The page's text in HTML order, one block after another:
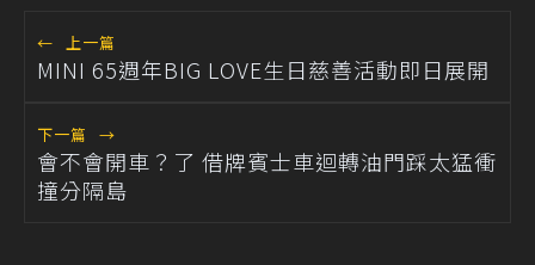
← 上一篇
MINI 65週年BIG LOVE生日慈善活動即日展開
下一篇 →
會不會開車？了 借牌賓士車迴轉油門踩太猛衝
撞分隔島